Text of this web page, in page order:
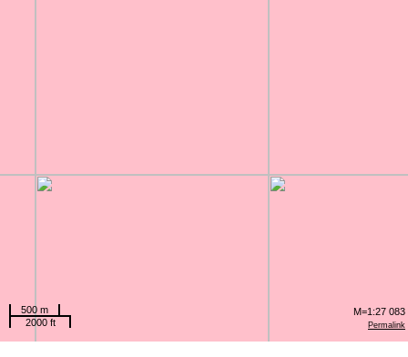
Permalink
500 m
2000 ft
M=1:27 083